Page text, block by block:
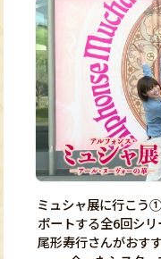
ミュシャ展に行こう
ポートする全6回シリ
尾形寿行さんがおす